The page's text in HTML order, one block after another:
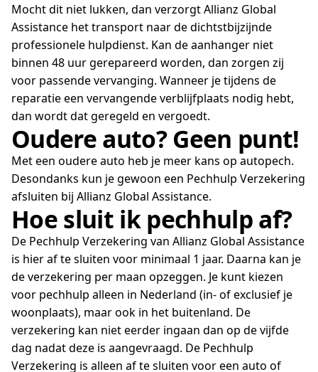
Mocht dit niet lukken, dan verzorgt Allianz Global
Assistance het transport naar de dichtstbijzijnde
professionele hulpdienst. Kan de aanhanger niet
binnen 48 uur gerepareerd worden, dan zorgen zij
voor passende vervanging. Wanneer je tijdens de
reparatie een vervangende verblijfplaats nodig hebt,
dan wordt dat geregeld en vergoedt.
Oudere auto? Geen punt!
Met een oudere auto heb je meer kans op autopech.
Desondanks kun je gewoon een Pechhulp Verzekering
afsluiten bij Allianz Global Assistance.
Hoe sluit ik pechhulp af?
De Pechhulp Verzekering van Allianz Global Assistance
is hier af te sluiten voor minimaal 1 jaar. Daarna kan je
de verzekering per maan opzeggen. Je kunt kiezen
voor pechhulp alleen in Nederland (in- of exclusief je
woonplaats), maar ook in het buitenland. De
verzekering kan niet eerder ingaan dan op de vijfde
dag nadat deze is aangevraagd. De Pechhulp
Verzekering is alleen af te sluiten voor een auto of